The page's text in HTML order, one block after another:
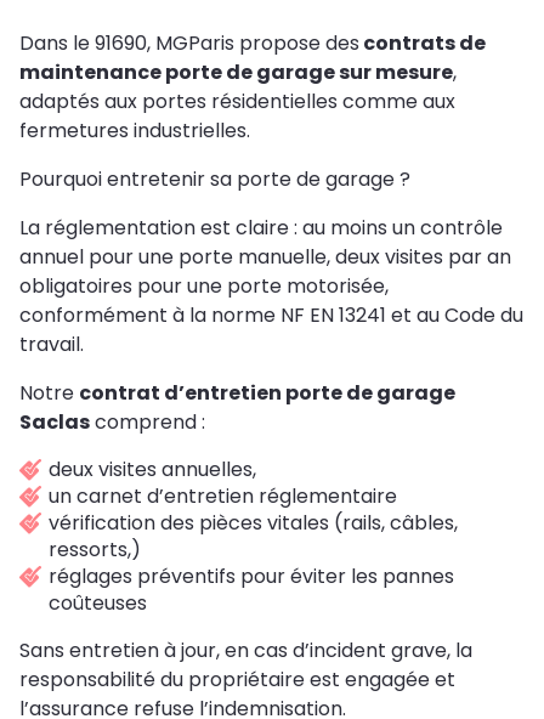
Dans le 91690, MGParis propose des contrats de
maintenance porte de garage sur mesure,
adaptés aux portes résidentielles comme aux
fermetures industrielles.
Pourquoi entretenir sa porte de garage ?
La réglementation est claire : au moins un contrôle
annuel pour une porte manuelle, deux visites par an
obligatoires pour une porte motorisée,
conformément à la norme NF EN 13241 et au Code du
travail.
Notre contrat d’entretien porte de garage
Saclascomprend :
deux visites annuelles,
un carnet d’entretien réglementaire
vérification des pièces vitales (rails, câbles,
ressorts,)
réglages préventifs pour éviter les pannes
coûteuses
Sans entretien à jour, en cas d’incident grave, la
responsabilité du propriétaire est engagée et
l’assurance refuse l’indemnisation.